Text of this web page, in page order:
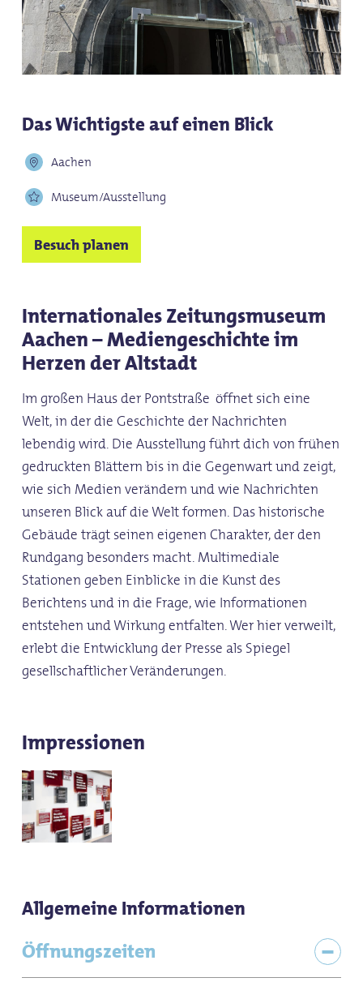
Das Wichtigste auf einen Blick
Aachen
Museum/Ausstellung
Besuch planen
Internationales Zeitungsmuseum
Aachen – Mediengeschichte im
Herzen der Altstadt
Im großen Haus der Pontstraße öffnet sich eine
Welt, in der die Geschichte der Nachrichten
lebendig wird. Die Ausstellung führt dich von frühen
gedruckten Blättern bis in die Gegenwart und zeigt,
wie sich Medien verändern und wie Nachrichten
unseren Blick auf die Welt formen. Das historische
Gebäude trägt seinen eigenen Charakter, der den
Rundgang besonders macht. Multimediale
Stationen geben Einblicke in die Kunst des
Berichtens und in die Frage, wie Informationen
entstehen und Wirkung entfalten. Wer hier verweilt,
erlebt die Entwicklung der Presse als Spiegel
gesellschaftlicher Veränderungen.
Impressionen
Allgemeine Informationen
Öffnungszeiten